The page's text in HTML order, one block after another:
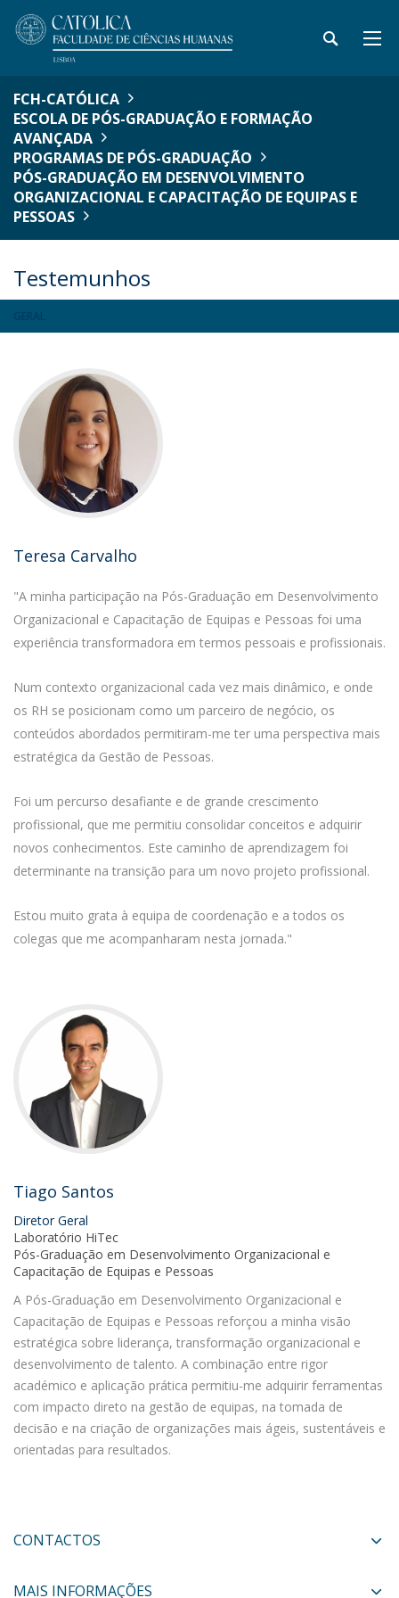
FCH-CATÓLICA
ESCOLA DE PÓS-GRADUAÇÃO E FORMAÇÃO
AVANÇADA
PROGRAMAS DE PÓS-GRADUAÇÃO
PÓS-GRADUAÇÃO EM DESENVOLVIMENTO
ORGANIZACIONAL E CAPACITAÇÃO DE EQUIPAS E
PESSOAS
Testemunhos
Teresa Carvalho
"A minha participação na Pós-Graduação em Desenvolvimento
Organizacional e Capacitação de Equipas e Pessoas foi uma
experiência transformadora em termos pessoais e profissionais.
Num contexto organizacional cada vez mais dinâmico, e onde
os RH se posicionam como um parceiro de negócio, os
conteúdos abordados permitiram-me ter uma perspectiva mais
estratégica da Gestão de Pessoas.
Foi um percurso desafiante e de grande crescimento
profissional, que me permitiu consolidar conceitos e adquirir
novos conhecimentos. Este caminho de aprendizagem foi
determinante na transição para um novo projeto profissional.
Estou muito grata à equipa de coordenação e a todos os
colegas que me acompanharam nesta jornada."
Tiago Santos
Diretor Geral
Laboratório HiTec
Pós-Graduação em Desenvolvimento Organizacional e
Capacitação de Equipas e Pessoas
A Pós-Graduação em Desenvolvimento Organizacional e
Capacitação de Equipas e Pessoas reforçou a minha visão
estratégica sobre liderança, transformação organizacional e
desenvolvimento de talento. A combinação entre rigor
académico e aplicação prática permitiu-me adquirir ferramentas
com impacto direto na gestão de equipas, na tomada de
decisão e na criação de organizações mais ágeis, sustentáveis e
orientadas para resultados.
CONTACTOS
MAIS INFORMAÇÕES